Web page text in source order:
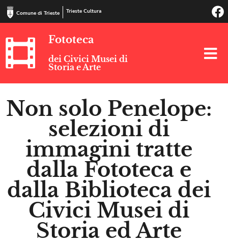
Comune di Trieste Trieste Cultura
Fototeca
dei Civici Musei di
Storia e Arte
Non solo Penelope:
selezioni di
immagini tratte
dalla Fototeca e
dalla Biblioteca dei
Civici Musei di
Storia ed Arte